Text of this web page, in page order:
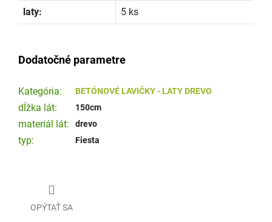
laty: 5 ks
Dodatočné parametre
Kategória: BETÓNOVÉ LAVIČKY - LATY DREVO
dĺžka lát: 150cm
materiál lát: drevo
typ: Fiesta
OPÝTAŤ SA